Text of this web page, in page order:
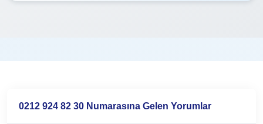
0212 924 82 30 Numarasına Gelen Yorumlar